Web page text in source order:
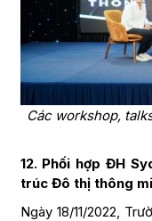
Các workshop,
12. Phối hợp ĐH
trúc Đô thị thông
Ngày 18/11/2022,